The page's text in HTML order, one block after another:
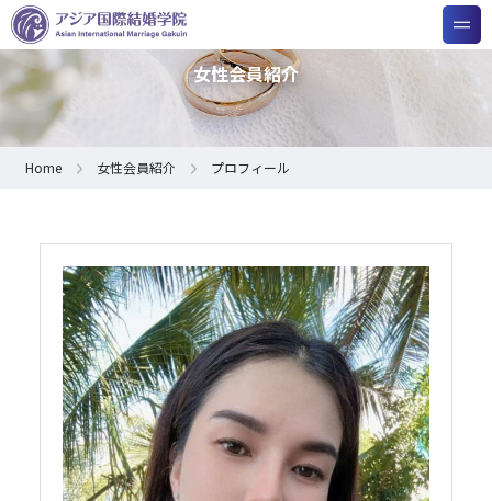
女性会員紹介
Home 女性会員紹介 プロフィール